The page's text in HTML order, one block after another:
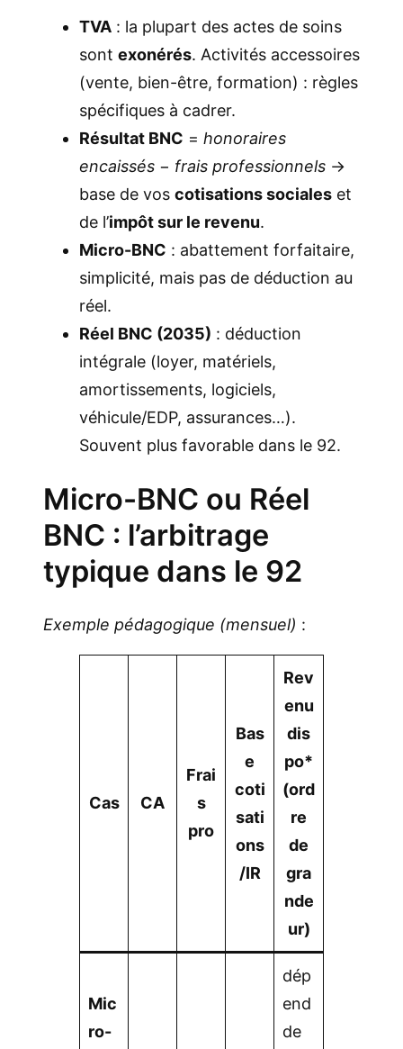
TVA : la plupart des actes de soins
sont exonérés. Activités accessoires
(vente, bien-être, formation) : règles
spécifiques à cadrer.
Résultat BNC = honoraires
encaissés − frais professionnels →
base de vos cotisations sociales et
de l’impôt sur le revenu.
Micro-BNC : abattement forfaitaire,
simplicité, mais pas de déduction au
réel.
Réel BNC (2035) : déduction
intégrale (loyer, matériels,
amortissements, logiciels,
véhicule/EDP, assurances…).
Souvent plus favorable dans le 92.
Micro-BNC ou Réel
BNC : l’arbitrage
typique dans le 92
Exemple pédagogique (mensuel) :
Cas CA
Frai
s
pro
Bas
e
coti
sati
ons
/IR
Rev
enu
dis
po*
(ord
re
de
gra
nde
ur)
Mic
ro-
dép
end
de